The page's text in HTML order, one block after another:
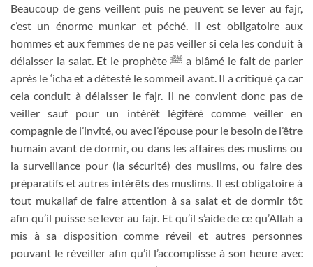
Beaucoup de gens veillent puis ne peuvent se lever au fajr,
c’est un énorme munkar et péché. Il est obligatoire aux
hommes et aux femmes de ne pas veiller si cela les conduit à
délaisser la salat. Et le prophète ﷺ a blâmé le fait de parler
après le ‘icha et a détesté le sommeil avant. Il a critiqué ça car
cela conduit à délaisser le fajr. Il ne convient donc pas de
veiller sauf pour un intérêt légiféré comme veiller en
compagnie de l’invité, ou avec l’épouse pour le besoin de l’être
humain avant de dormir, ou dans les affaires des muslims ou
la surveillance pour (la sécurité) des muslims, ou faire des
préparatifs et autres intérêts des muslims. Il est obligatoire à
tout mukallaf de faire attention à sa salat et de dormir tôt
afin qu’il puisse se lever au fajr. Et qu’il s’aide de ce qu’Allah a
mis à sa disposition comme réveil et autres personnes
pouvant le réveiller afin qu’il l’accomplisse à son heure avec